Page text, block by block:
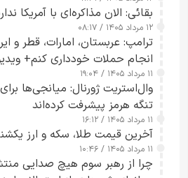
بقائی: الان مذاکره‌ای با آمریکا
۱۲ مرداد ۱۴۰۵ / ۰۸:۱۷
ترامپ: عربستان، امارات، قطر و
انجام حملات خودداری کنم+
۱۱ مرداد ۱۴۰۵ / ۱۹:۰۴
وال‌استریت ژورنال: میانجی‌ها
تنگه هرمز پیشرفت کرده‌اند
۱۱ مرداد ۱۴۰۵ / ۱۶:۱۲
آخرین قیمت طلا، سکه و ارز یکشنبه 11 مرداد+
۱۱ مرداد ۱۴۰۵ / ۱۰:۴۶
چرا از رهبر سوم هیچ صدایی